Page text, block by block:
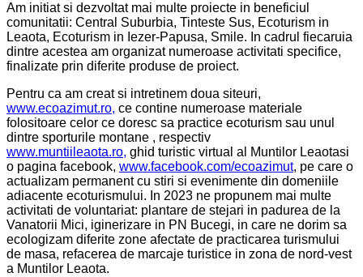
Am initiat si dezvoltat mai multe proiecte in beneficiul
comunitatii: Central Suburbia, Tinteste Sus, Ecoturism in
Leaota, Ecoturism in Iezer-Papusa, Smile. In cadrul fiecaruia
dintre acestea am organizat numeroase activitati specifice,
finalizate prin diferite produse de proiect.
Pentru ca am creat si intretinem doua siteuri,
www.ecoazimut.ro, ce contine numeroase materiale
folositoare celor ce doresc sa practice ecoturism sau unul
dintre sporturile montane , respectiv
www.muntiileaota.ro, ghid turistic virtual al Muntilor Leaotasi
o pagina facebook, www.facebook.com/ecoazimut, pe care o
actualizam permanent cu stiri si evenimente din domeniile
adiacente ecoturismului. In 2023 ne propunem mai multe
activitati de voluntariat: plantare de stejari in padurea de la
Vanatorii Mici, iginerizare in PN Bucegi, in care ne dorim sa
ecologizam diferite zone afectate de practicarea turismului
de masa, refacerea de marcaje turistice in zona de nord-vest
a Muntilor Leaota.